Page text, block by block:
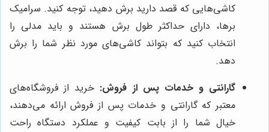
کاشی‌هایی که قصد دارید برش دهید، توجه کنید. سرامیک
برها، دارای حداکثر طول برش هستند و باید مدلی را
انتخاب کنید که بتواند کاشی‌های مورد نظر شما را برش
دهد.
گارانتی و خدمات پس از فروش: خرید از فروشگاه‌های
معتبر که گارانتی و خدمات پس از فروش ارائه می‌دهند،
خیال شما را از بابت کیفیت و عملکرد دستگاه راحت